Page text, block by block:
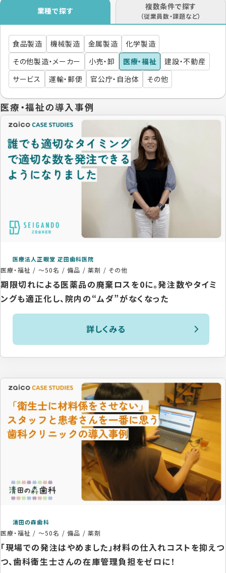
業種で探す 複数条件で探す
（従業員数・課題など）
食品製造 機械製造 金属製造
化学製造
その他製造・メーカー
小売・卸 医療・福祉
建設・不動産
サービス
運輸・郵便 官公庁・自治体 その他
医療・福祉の導入事例
医療法人正眼堂 疋田歯科医院
医療・福祉 / ～50名 /備品 / 薬剤 / その他
期限切れによる医薬品の廃棄ロスを0に。発注数やタイミ
ングも適正化し、院内の“ムダ”がなくなった
詳しくみる
清田の森歯科
医療・福祉 / ～50名 /備品 / 薬剤
「現場での発注はやめました」材料の仕入れコストを抑えつ
つ、歯科衛生士さんの在庫管理負担をゼロに！